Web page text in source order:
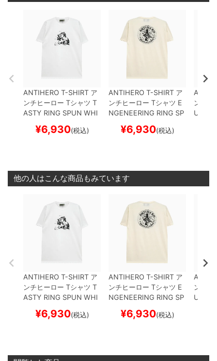
ANTIHERO T-SHIRT ア
ンチヒーロー Tシャツ T
ASTY RING SPUN WHI
ボー¥6,930(税込)
ANTIHERO T-SHIRT ア
ンチヒーロー Tシャツ E
NGENEERING RING SP
ード スケボー
¥6,930(税込)
ンチヒ
URB
他の人はこんな商品もみています
ANTIHERO T-SHIRT ア
ンチヒーロー Tシャツ T
ASTY RING SPUN WHI
ボー¥6,930(税込)
ANTIHERO T-SHIRT ア
ンチヒーロー Tシャツ E
NGENEERING RING SP
ード スケボー
¥6,930(税込)
ンチヒ
URB